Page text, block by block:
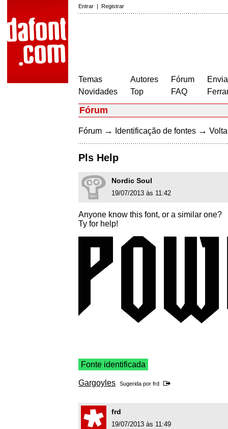
Entrar | Registrar
Temas
Novidades
Autores
Top
Fórum
FAQ
Fórum
Fórum → Identificação de fontes →
Pls Help
Nordic Soul
19/07/2013 às 11:42
Anyone know this font, or a similar one?
Ty for help!
Fonte identificada
Gargoyles Sugerida por frd
frd
19/07/2013 às 11:49